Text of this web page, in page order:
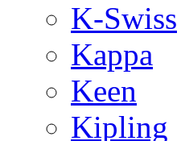
K-Swiss
Kappa
Keen
Kipling